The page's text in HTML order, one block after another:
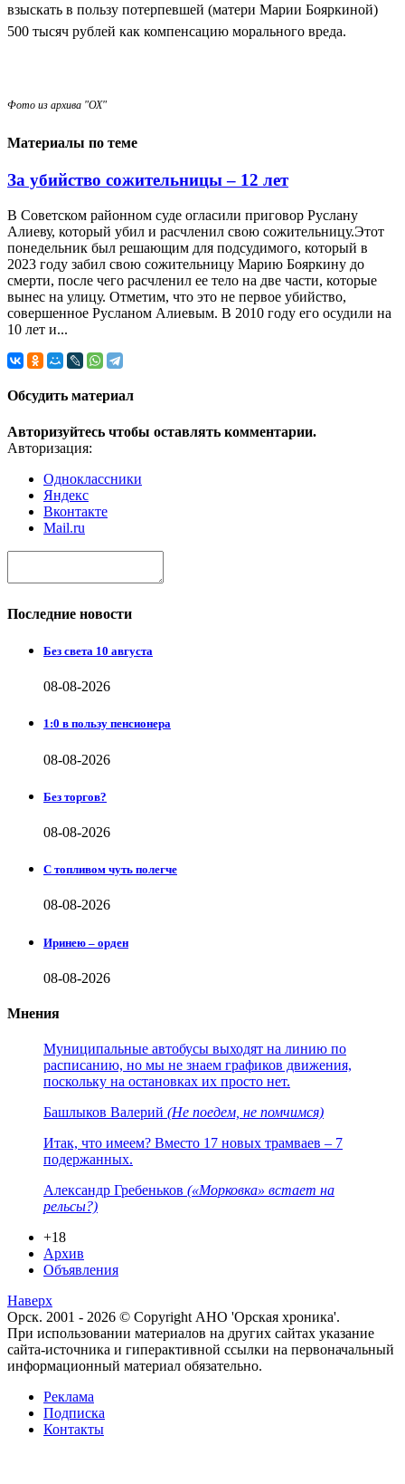
взыскать в пользу потерпевшей (матери Марии Бояркиной)
500 тысяч рублей как компенсацию морального вреда.
Фото из архива "ОХ"
Материалы по теме
За убийство сожительницы – 12 лет
В Советском районном суде огласили приговор Руслану
Алиеву, который убил и расчленил свою сожительницу.Этот
понедельник был решающим для подсудимого, который в
2023 году забил свою сожительницу Марию Бояркину до
смерти, после чего расчленил ее тело на две части, которые
вынес на улицу. Отметим, что это не первое убийство,
совершенное Русланом Алиевым. В 2010 году его осудили на
10 лет и...
Обсудить материал
Авторизуйтесь чтобы оставлять комментарии.
Авторизация:
Одноклассники
Яндекс
Вконтакте
Mail.ru
Последние новости
Без света 10 августа
08-08-2026
1:0 в пользу пенсионера
08-08-2026
Без торгов?
08-08-2026
С топливом чуть полегче
08-08-2026
Иринею – орден
08-08-2026
Мнения
Муниципальные автобусы выходят на линию по
расписанию, но мы не знаем графиков движения,
поскольку на остановках их просто нет.
Башлыков Валерий (Не поедем, не помчимся)
Итак, что имеем? Вместо 17 новых трамваев – 7
подержанных.
Александр Гребеньков («Морковка» встает на
рельсы?)
+18
Архив
Объявления
Наверх
Орск. 2001 - 2026 © Copyright АНО 'Орская хроника'.
При использовании материалов на других сайтах указание
сайта-источника и гиперактивной ссылки на первоначальный
информационный материал обязательно.
Реклама
Подписка
Контакты